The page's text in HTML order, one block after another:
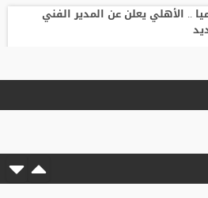
.. الأهلي يعلن عن المدير الفني
أجنبية.. الاتحاد يعلن تعاقده مع